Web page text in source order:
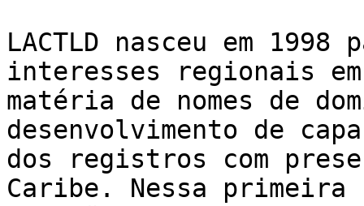
LACTLD nasceu em
interesses regionais
matéria de nomes de
desenvolvimento de
dos registros com
Caribe. Nessa primeira